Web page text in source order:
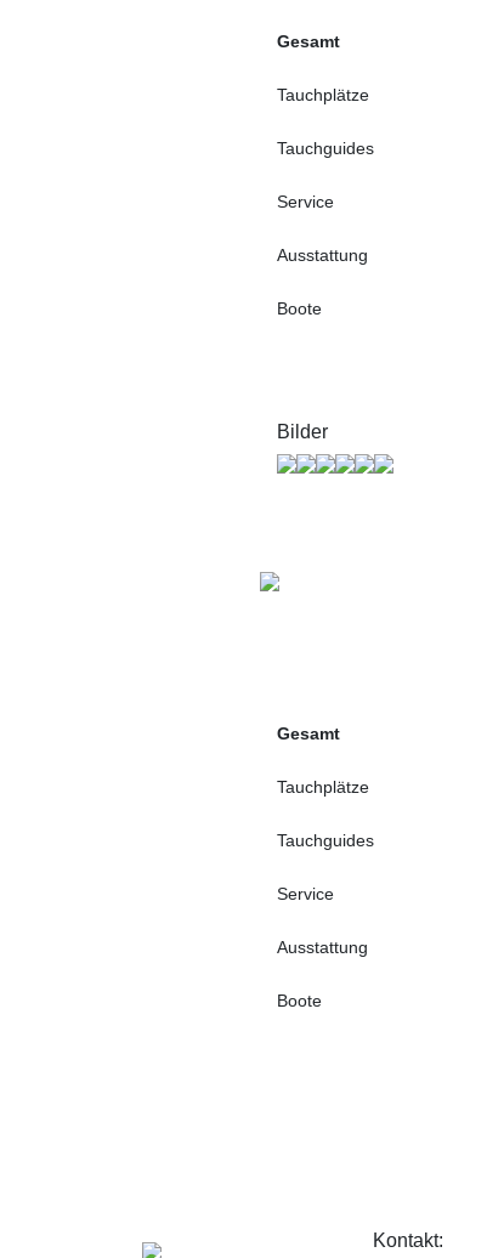
Gesamt
Tauchplätze
Tauchguides
Service
Ausstattung
Boote
Bilder
Gesamt
Tauchplätze
Tauchguides
Service
Ausstattung
Boote
Kontakt: